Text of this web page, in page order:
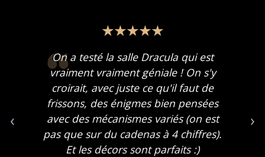
‹
On a testé la salle Dracula qui est
vraiment vraiment géniale ! On s'y
croirait, avec juste ce qu'il faut de
frissons, des énigmes bien pensées
avec des mécanismes variés (on est
pas que sur du cadenas à 4 chiffres).
Et les décors sont parfaits :)
›